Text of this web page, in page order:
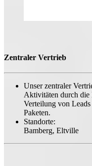
Zentraler Vertrieb
Unser zentraler
Aktivitäten durch die
Verteilung von
Paketen.
Standorte:
Bamberg, Eltville